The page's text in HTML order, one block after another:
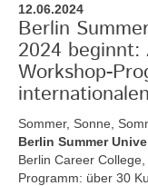
12.06.2024
Berlin
2024
Workshop-
Sommer, Sonne,
Berlin Summer
Berlin Career
Programm: über 30